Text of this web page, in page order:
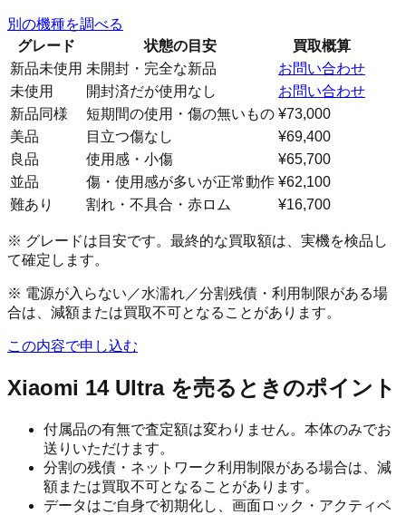
別の機種を調べる
グレード
状態の目安
買取概算
新品未使用 未開封・完全な新品
お問い合わせ
未使用
開封済だが使用なし
お問い合わせ
新品同様
短期間の使用・傷の無いもの ¥73,000
美品
目立つ傷なし
¥69,400
良品
使用感・小傷
¥65,700
並品
傷・使用感が多いが正常動作 ¥62,100
難あり
割れ・不具合・赤ロム ¥16,700
※ グレードは目安です。最終的な買取額は、実機を検品し
て確定します。
※ 電源が入らない／水濡れ／分割残債・利用制限がある場
合は、減額または買取不可となることがあります。
この内容で申し込む
Xiaomi 14 Ultraを売るときのポイント
付属品の有無で査定額は変わりません。本体のみでお
送りいただけます。
分割の残債・ネットワーク利用制限がある場合は、減
額または買取不可となることがあります。
データはご自身で初期化し、画面ロック・アクティベ